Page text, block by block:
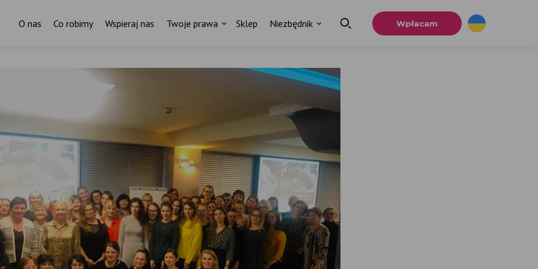
O nas Co robimy Wspieraj nas Twoje prawa Sklep Niezbędnik Wpłacam
Za każdym pismem do ministra
stoi czyjaś historia.
I ktoś, kto nas wspiera.
stałym darczyńcą Fundacji Rodzić po Ludzku.